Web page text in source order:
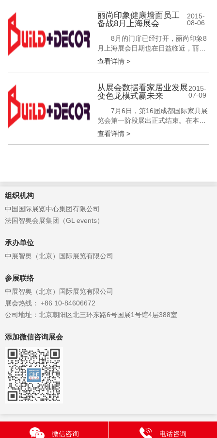
会行业内多家品牌云集，丽尚印象集
成墙面作为国内首屈一指的行业领
头，在展会中占据重要地位，高调亮
相嘉兴会场。下面就跟随小编一起去
现场探馆吧...
丽尚印象健康墙面员工
备战8月上海展会
2015-
08-06
8月的门扉已经打开，丽尚印象8
月上海展会日期也在日益临近，丽尚
员工们正在全力以赴，备战上海展
专注于健康墙面的品牌，以环保、创
新、人导、设计为产品灵魂，以其设
计时尚、健康、追求品质、技术卓越
开创了健康墙面时代，为客户提供更
加美...
查看详情 >
从展会数据看家居业发展
变色龙模式赢未来
2015-
07-09
7月6日，第16届成都国际家具展
览会第一阶段展出正式结束。在本届
展会连续4日的展出时间里，共接待
正处在变革期的中国家居市场注入了
查看详情 >
组织机构
中国国际展览中心集团有限公司
法国智奥会展集团（GL events）
承办单位
中展智奥（北京）国际展览有限公司
参展联络
中展智奥（北京）国际展览有限公司
展会热线： +86 10-84606672
公司地址：北京朝阳区北三环东路6号国展1号馆4层388室
添加微信咨询展会
微信咨询 电话咨询